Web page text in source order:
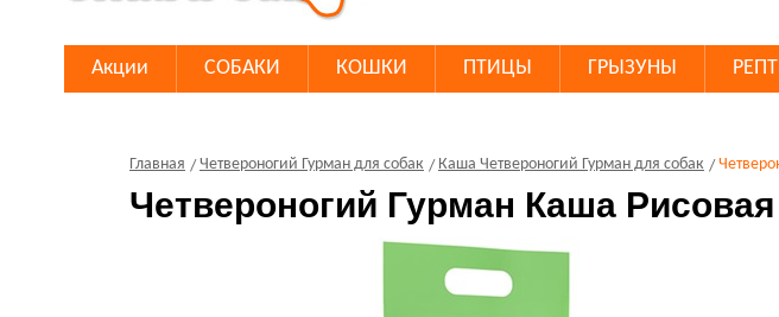
Акции СОБАКИ КОШКИ ПТИЦЫ ГРЫЗУНЫ
Главная Четвероногий Гурман для собак Каша Четвероногий Гурман для собак
Четвероногий Гурман Каша